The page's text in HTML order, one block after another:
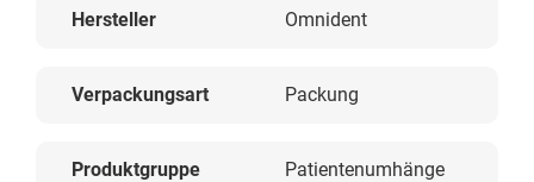
Hersteller Omnident
Verpackungsart Packung
Produktgruppe Patientenumhänge